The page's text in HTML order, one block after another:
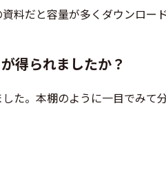
料だと容量が多くダウンロー
得られましたか？
た。本棚のように一目でみて